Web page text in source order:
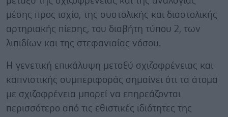
μέσης προς ισχίο, της συστολικής και διαστολικής
αρτηριακής πίεσης, του διαβήτη τύπου 2, των
λιπιδίων και της στεφανιαίας νόσου.
Η γενετική επικάλυψη μεταξύ σχιζοφρένειας και
καπνιστικής συμπεριφοράς σημαίνει ότι τα άτομα
με σχιζοφρένεια μπορεί να επηρεάζονται
περισσότερο από τις εθιστικές ιδιότητες της